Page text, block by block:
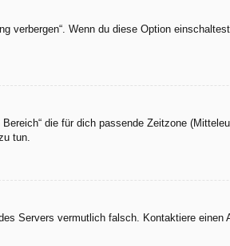
verbergen“. Wenn du diese Option
die für dich passende Zeitzone
tun.
Servers vermutlich falsch. Kontaktiere einen